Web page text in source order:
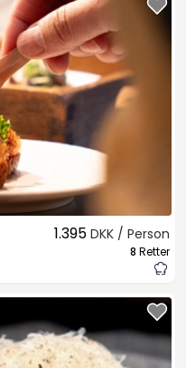
1.395 DKK / Person
8 Retter